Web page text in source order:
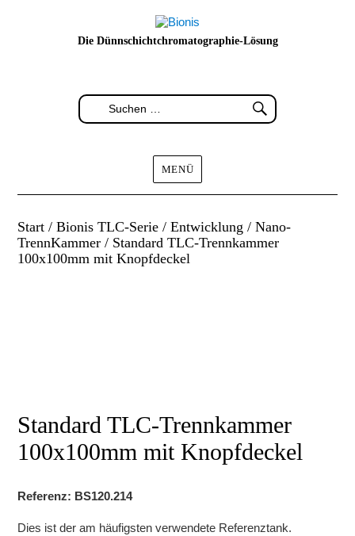
Die Dünnschichtchromatographie-Lösung
MENÜ
Start /Bionis TLC-Serie /Entwicklung /Nano-
TrennKammer / Standard TLC-Trennkammer
100x100mm mit Knopfdeckel
Standard TLC-Trennkammer
100x100mm mit Knopfdeckel
Referenz: BS120.214
Dies ist der am häufigsten verwendete Referenztank.